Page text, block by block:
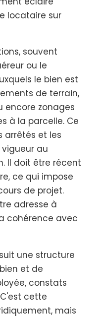
locataire sur
souvent
ou le
le bien est
de terrain,
encore zonages
à la parcelle. Ce
arrêtés et les
au
Il doit être récent
ce qui impose
de projet.
adresse à
cohérence avec
une structure
et de
constats
cette
mais